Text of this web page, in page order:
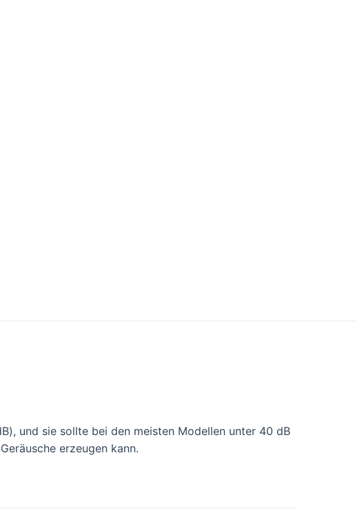
und sie sollte bei den meisten Modellen unter 40 dB
erzeugen kann.